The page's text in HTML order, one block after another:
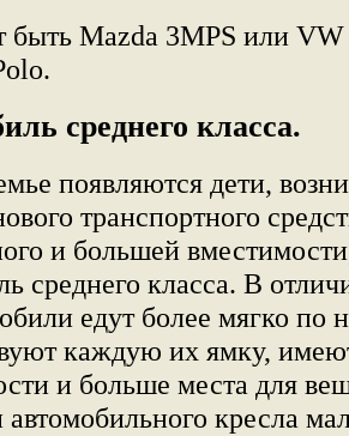
быть Mazda 3MPS или
среднего класса.
появляются дети,
транспортного
и большей
среднего класса. В
едут более мягко по
каждую их ямку,
и больше места для
автомобильного кресла